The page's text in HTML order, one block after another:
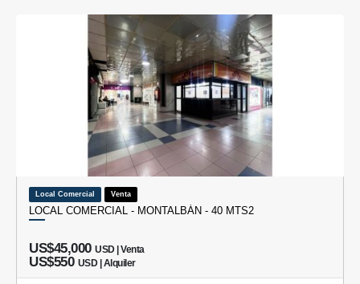
Local Comercial Venta
LOCAL COMERCIAL - MONTALBÁN - 40 MTS2
US$45,000 USD | Venta
US$550 USD | Alquiler